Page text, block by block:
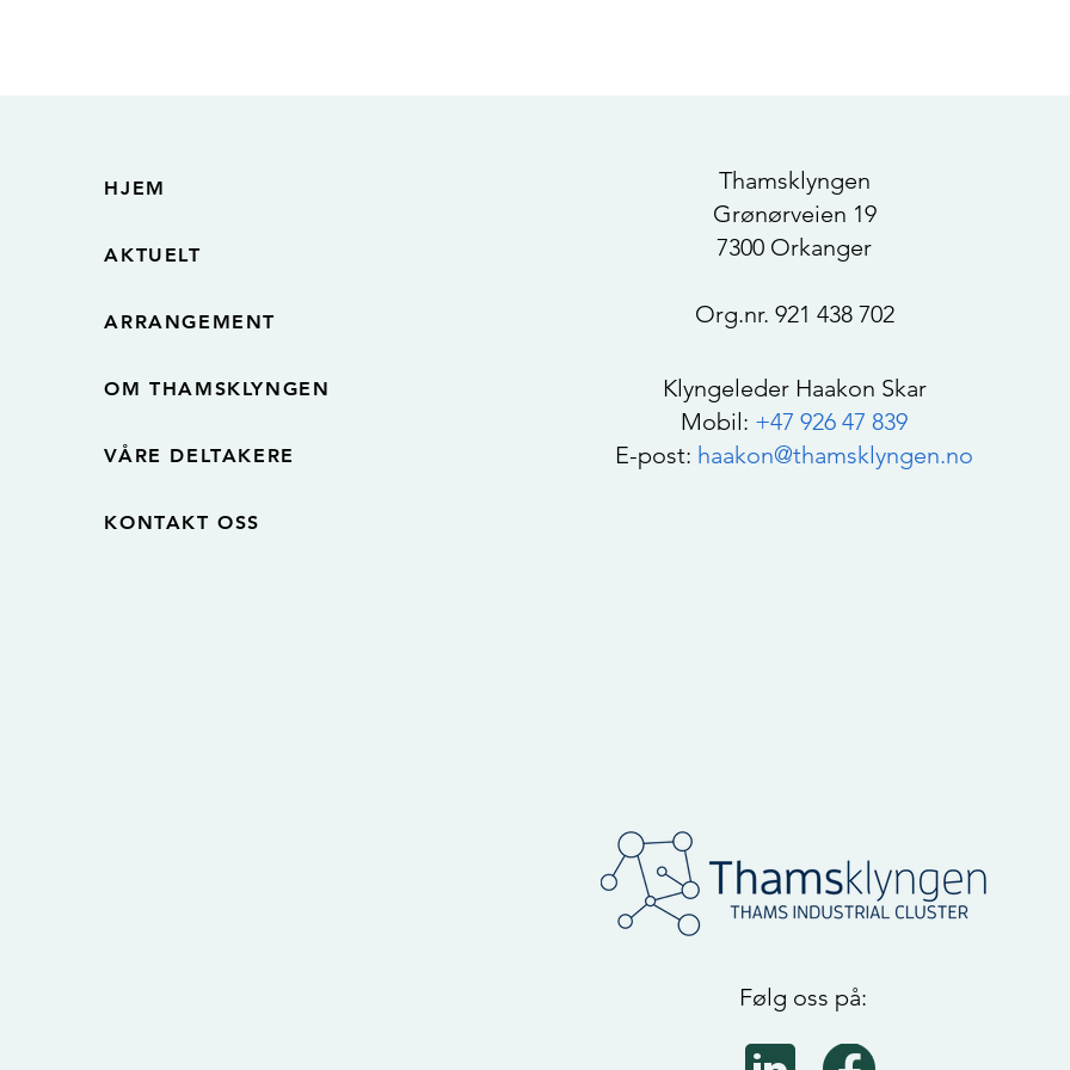
HJEM
AKTUELT
ARRANGEMENT
OM THAMSKLYNGEN
VÅRE DELTAKERE
KONTAKT OSS
Thamsklyngen
Grønørveien 19
7300 Orkanger
Org.nr. 921 438 702
Klyngeleder Haakon Skar
Mobil: +47 926 47 839
E-post: haakon@thamsklyngen.no
Følg oss på: